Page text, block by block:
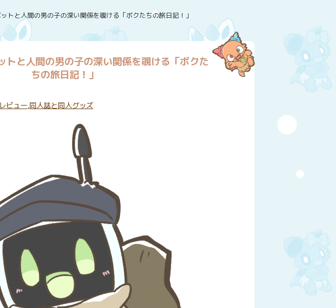
トと人間の男の子の深い関係を覗ける「ボクたちの旅日記！」
トと人間の男の子の深い関係を覗ける「ボクた
ちの旅日記！」
:ビュー,同人誌と同人グッズ